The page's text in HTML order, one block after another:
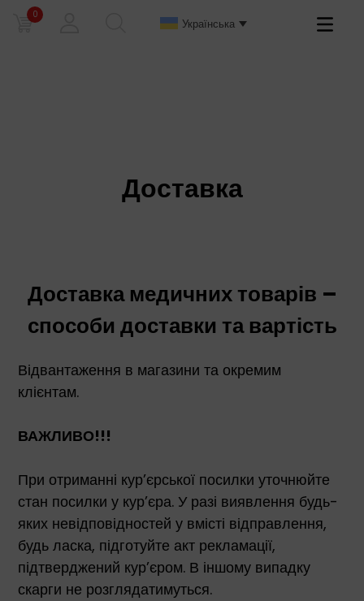
0
Українська
Primary
Доставка
Доставка медичних товарів –
способи доставки та вартість
Відвантаження в магазини та окремим
клієнтам.
ВАЖЛИВО!!!
При отриманні кур’єрської посилки уточнюйте
стан посилки у кур’єра. У разі виявлення будь-
яких невідповідностей у вмісті відправлення,
будь ласка, підготуйте акт рекламації,
підтверджений кур’єром. В іншому випадку
скарги не розглядатимуться.